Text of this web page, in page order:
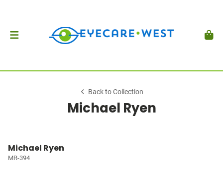
Back to Collection
Michael Ryen
Michael Ryen
MR-394